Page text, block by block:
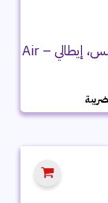
شفاط بلت ان هرمي تربولاين، 90 سم، استانلس، إيطالي – Air